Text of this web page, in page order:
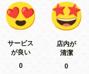
サービス
が良い
0
店内が
清潔
0